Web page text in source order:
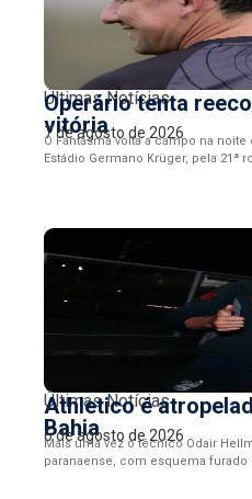
Últimas Notícias
Operário tenta
vitória
7 de agosto de 2026
O Fantasma volta a campo na noite
Estádio Germano Krüger, pela 21ª
Últimas Notícias
Athletico é
Bahia
6 de agosto de 2026
Mais uma vez o técnico Odair
paranaense, com esquema